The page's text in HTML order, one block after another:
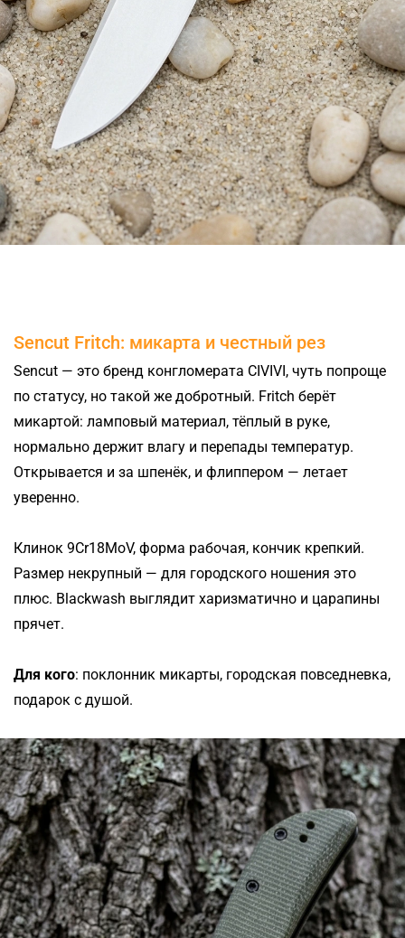
Sencut Fritch: микарта и честный рез
Sencut — это бренд конгломерата CIVIVI, чуть попроще
по статусу, но такой же добротный. Fritch берёт
микартой: ламповый материал, тёплый в руке,
нормально держит влагу и перепады температур.
Открывается и за шпенёк, и флиппером — летает
уверенно.
Клинок 9Cr18MoV, форма рабочая, кончик крепкий.
Размер некрупный — для городского ношения это
плюс. Blackwash выглядит харизматично и царапины
прячет.
Для кого: поклонник микарты, городская повседневка,
подарок с душой.